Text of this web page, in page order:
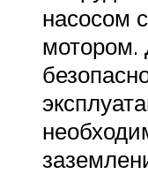
насосом
мотором.